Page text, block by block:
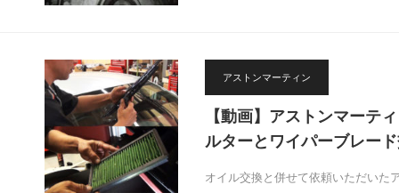
アストンマーティン
【動画】アストンマーテ
ルターとワイパーブレー
オイル交換と併せて依頼いただい